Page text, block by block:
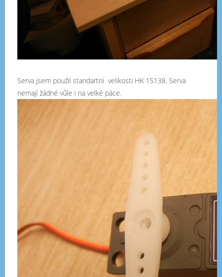
Serva jsem použil standartní velikosti HK 15138. Serva
nemají žádné vůle i na velké páce.